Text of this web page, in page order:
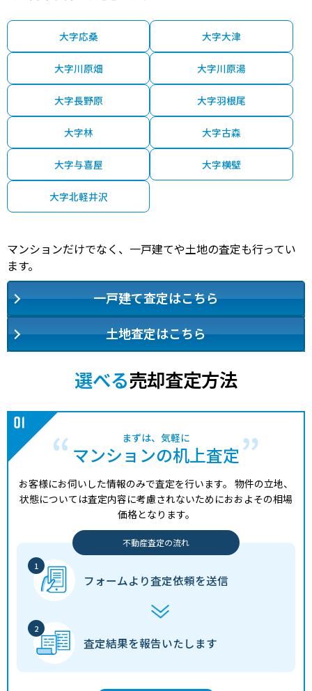
大字応桑 大字大津
大字川原畑 大字川原湯
大字長野原 大字羽根尾
大字林 大字古森
大字与喜屋 大字横壁
大字北軽井沢
マンションだけでなく、一戸建てや土地の査定も行ってい
ます。
一戸建て査定はこちら
土地査定はこちら
選べる売却査定方法
まずは、気軽に
マンションの机上査定
お客様にお伺いした情報のみで査定を行います。 物件の立地、
状態については査定内容に考慮されないためにおおよその相場
価格となります。
不動産査定の流れ
フォームより査定依頼を送信
査定結果を報告いたします